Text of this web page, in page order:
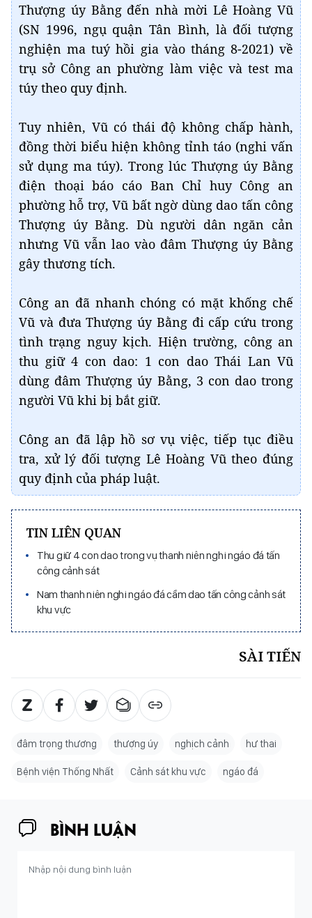
Thượng úy Bằng đến nhà mời Lê Hoàng Vũ
(SN 1996, ngụ quận Tân Bình, là đối tượng
nghiện ma tuý hồi gia vào tháng 8-2021) về
trụ sở Công an phường làm việc và test ma
túy theo quy định.
Tuy nhiên, Vũ có thái độ không chấp hành,
đồng thời biểu hiện không tỉnh táo (nghi vấn
sử dụng ma túy). Trong lúc Thượng úy Bằng
điện thoại báo cáo Ban Chỉ huy Công an
phường hỗ trợ, Vũ bất ngờ dùng dao tấn công
Thượng úy Bằng. Dù người dân ngăn cản
nhưng Vũ vẫn lao vào đâm Thượng úy Bằng
gây thương tích.
Công an đã nhanh chóng có mặt khống chế
Vũ và đưa Thượng úy Bằng đi cấp cứu trong
tình trạng nguy kịch. Hiện trường, công an
thu giữ 4 con dao: 1 con dao Thái Lan Vũ
dùng đâm Thượng úy Bằng, 3 con dao trong
người Vũ khi bị bắt giữ.
Công an đã lập hồ sơ vụ việc, tiếp tục điều
tra, xử lý đối tượng Lê Hoàng Vũ theo đúng
quy định của pháp luật.
TIN LIÊN QUAN
Thu giữ 4 con dao trong vụ thanh niên nghi ngáo đá tấn
công cảnh sát
Nam thanh niên nghi ngáo đá cầm dao tấn công cảnh sát
khu vực
SÀI TIẾN
đâm trọng thương thượng úy nghịch cảnh hư thai
Bệnh viện Thống Nhất Cảnh sát khu vực ngáo đá
BÌNH LUẬN